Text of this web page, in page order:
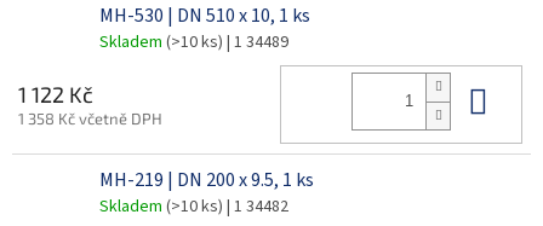
MH-530 | DN 510 x 10, 1 ks
Skladem (>10 ks) | 1 34489
1 122 Kč
1 358 Kč včetně DPH
MH-219 | DN 200 x 9.5, 1 ks
Skladem (>10 ks) | 1 34482